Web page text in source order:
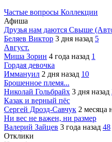
Частые вопросы Коллекции
Афиша
Друзья нам даются Свыше
Беляев Виктор 3 дня назад 5
Август.
Миша Зорин 4 года назад 1
Гордая девочка
Иммануил 2 дня назад 10
Брошенное племя...
Николай Гольбрайх 3 дня назад
Казак и верный пёс
Сергей Дрозд-Савчук 2 месяца
Ни вес не важен, ни размер
Валерий Зайцев 3 года назад 48
Отклики